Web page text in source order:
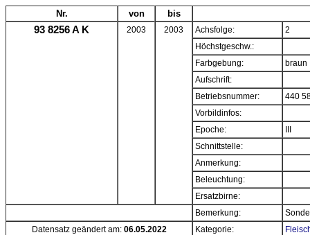
Nr. von bis
93 8256 A K 2003 2003 Achsfolge:
2
Höchstgeschw.:
Farbgebung:
braun
Aufschrift:
Betriebsnummer:
440
Vorbildinfos:
Epoche:
Schnittstelle:
Anmerkung:
Beleuchtung:
Ersatzbirne:
Bemerkung:
Datensatz geändert am: 06.05.2022 Kategorie: